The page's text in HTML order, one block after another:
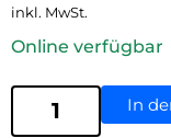
inkl. MwSt.
Online verfügbar
In